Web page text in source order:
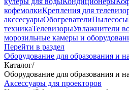
кофемолкиКрепления для
акссесуарыОбогревателиПылесосы
техникаТелевизорыУвлажнители
морозильные камеры и
Перейти в раздел
Оборудование для образования и
Каталог/
Оборудование для образования и
Аксессуары для проекторов